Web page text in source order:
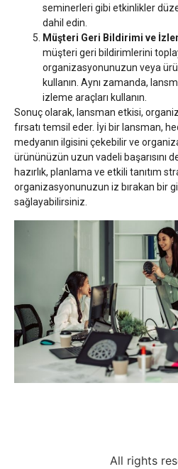
seminerleri gibi etkinlikler
dahil edin.
Müşteri Geri Bildirimi ve
müşteri geri bildirimlerini
organizasyonunuzun veya
kullanın. Aynı zamanda,
izleme araçları kullanın.
Sonuç olarak, lansman etkisi,
fırsatı temsil eder. İyi bir lansman,
medyanın ilgisini çekebilir ve
ürününüzün uzun vadeli başarısını
hazırlık, planlama ve etkili tanıtım
organizasyonunuzun iz bırakan bir
sağlayabilirsiniz.
All rights